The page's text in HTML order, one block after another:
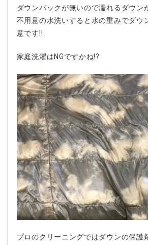
ダウンパックが無いので濡れるダウン
不用意の水洗いすると水の重みでダウ
意です!!
家庭洗濯はNGですかね!?
プロのクリーニングではダウンの保護